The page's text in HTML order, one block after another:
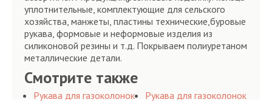
уплотнительные, комплектующие для сельского
хозяйства, манжеты, пластины технические,буровые
рукава, формовые и неформовые изделия из
силиконовой резины и т.д. Покрываем полиуретаном
металлические детали.
Смотрите также
Рукава для газоколонок
Рукава для газоколонок